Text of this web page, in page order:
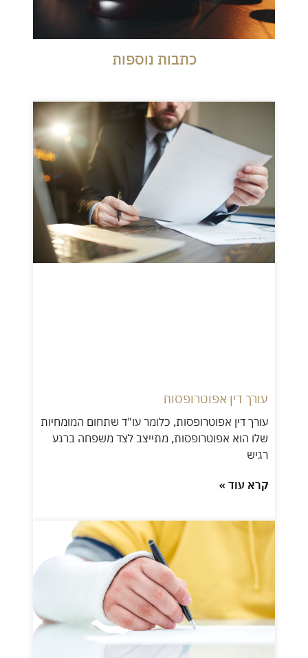
כתבות נוספות
עורך דין אפוטרופסות
עורך דין אפוטרופסות, כלומר עו"ד שתחום המומחיות
שלו הוא אפוטרופסות, מתייצב לצד משפחה ברגע
רגיש
קרא עוד »